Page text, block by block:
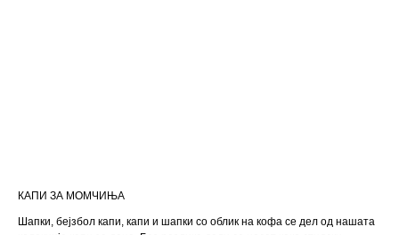
КАПИ ЗА МОМЧИЊА
Шапки, бејзбол капи, капи и шапки со облик на кофа се дел од нашата